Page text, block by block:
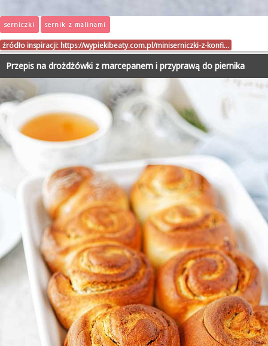
serniczki sernik z malinami
źródło inspiracji: https://wypiekibeaty.com.pl/miniserniczki-z-konfi…
Przepis na drożdżówki z marcepanem i przyprawą do piernika